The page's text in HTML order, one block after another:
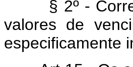
§ 2º -
valores de
especificamente